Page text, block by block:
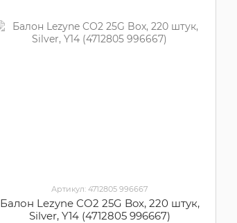
Артикул: 4712805 996667
Балон Lezyne CO2 25G Box, 220 штук,
Silver, Y14 (4712805 996667)